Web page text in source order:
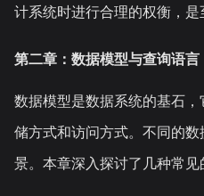
计系统时进行合理的权衡，是
第二章：数据模型与查询语言
数据模型是数据系统的基石
储方式和访问方式。不同的
景。本章深入探讨了几种常见